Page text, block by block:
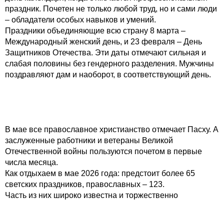
праздник. Почетен не только любой труд, но и сами люди
– обладатели особых навыков и умений.
Праздники объединяющие всю страну 8 марта –
Международный женский день, и 23 февраля – День
Защитников Отечества. Эти даты отмечают сильная и
слабая половины без гендерного разделения. Мужчины
поздравляют дам и наоборот, в соответствующий день.
В мае все православное христианство отмечает Пасху. А
заслуженные работники и ветераны Великой
Отечественной войны пользуются почетом в первые
числа месяца.
Как отдыхаем в мае 2026 года: предстоит более 65
светских праздников, православных – 123.
Часть из них широко известна и торжественно